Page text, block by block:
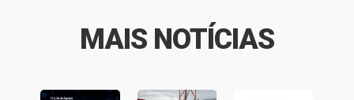
MAIS NOTÍCIAS